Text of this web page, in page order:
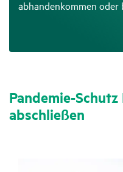
abhandenkommen oder
Pandemie-
abschließen